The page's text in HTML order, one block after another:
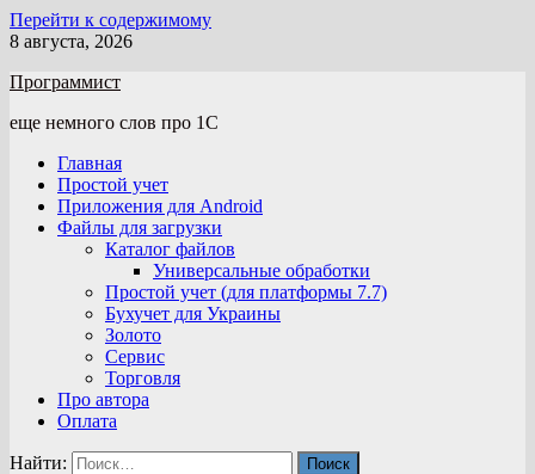
Перейти к содержимому
8 августа, 2026
Программист
еще немного слов про 1С
Главная
Простой учет
Приложения для Android
Файлы для загрузки
Каталог файлов
Универсальные обработки
Простой учет (для платформы 7.7)
Бухучет для Украины
Золото
Сервис
Торговля
Про автора
Оплата
Найти: